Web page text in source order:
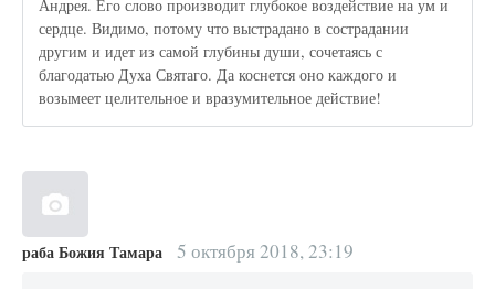
Андрея. Его слово производит глубокое воздействие на ум и
сердце. Видимо, потому что выстрадано в сострадании
другим и идет из самой глубины души, сочетаясь с
благодатью Духа Святаго. Да коснется оно каждого и
возымеет целительное и вразумительное действие!
раба Божия Тамара 5 октября 2018, 23:19